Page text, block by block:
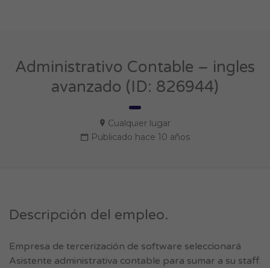
Administrativo Contable – ingles
avanzado (ID: 826944)
Cualquier lugar
Publicado hace 10 años
Descripción del empleo.
Empresa de tercerización de software seleccionará
Asistente administrativa contable para sumar a su staff.